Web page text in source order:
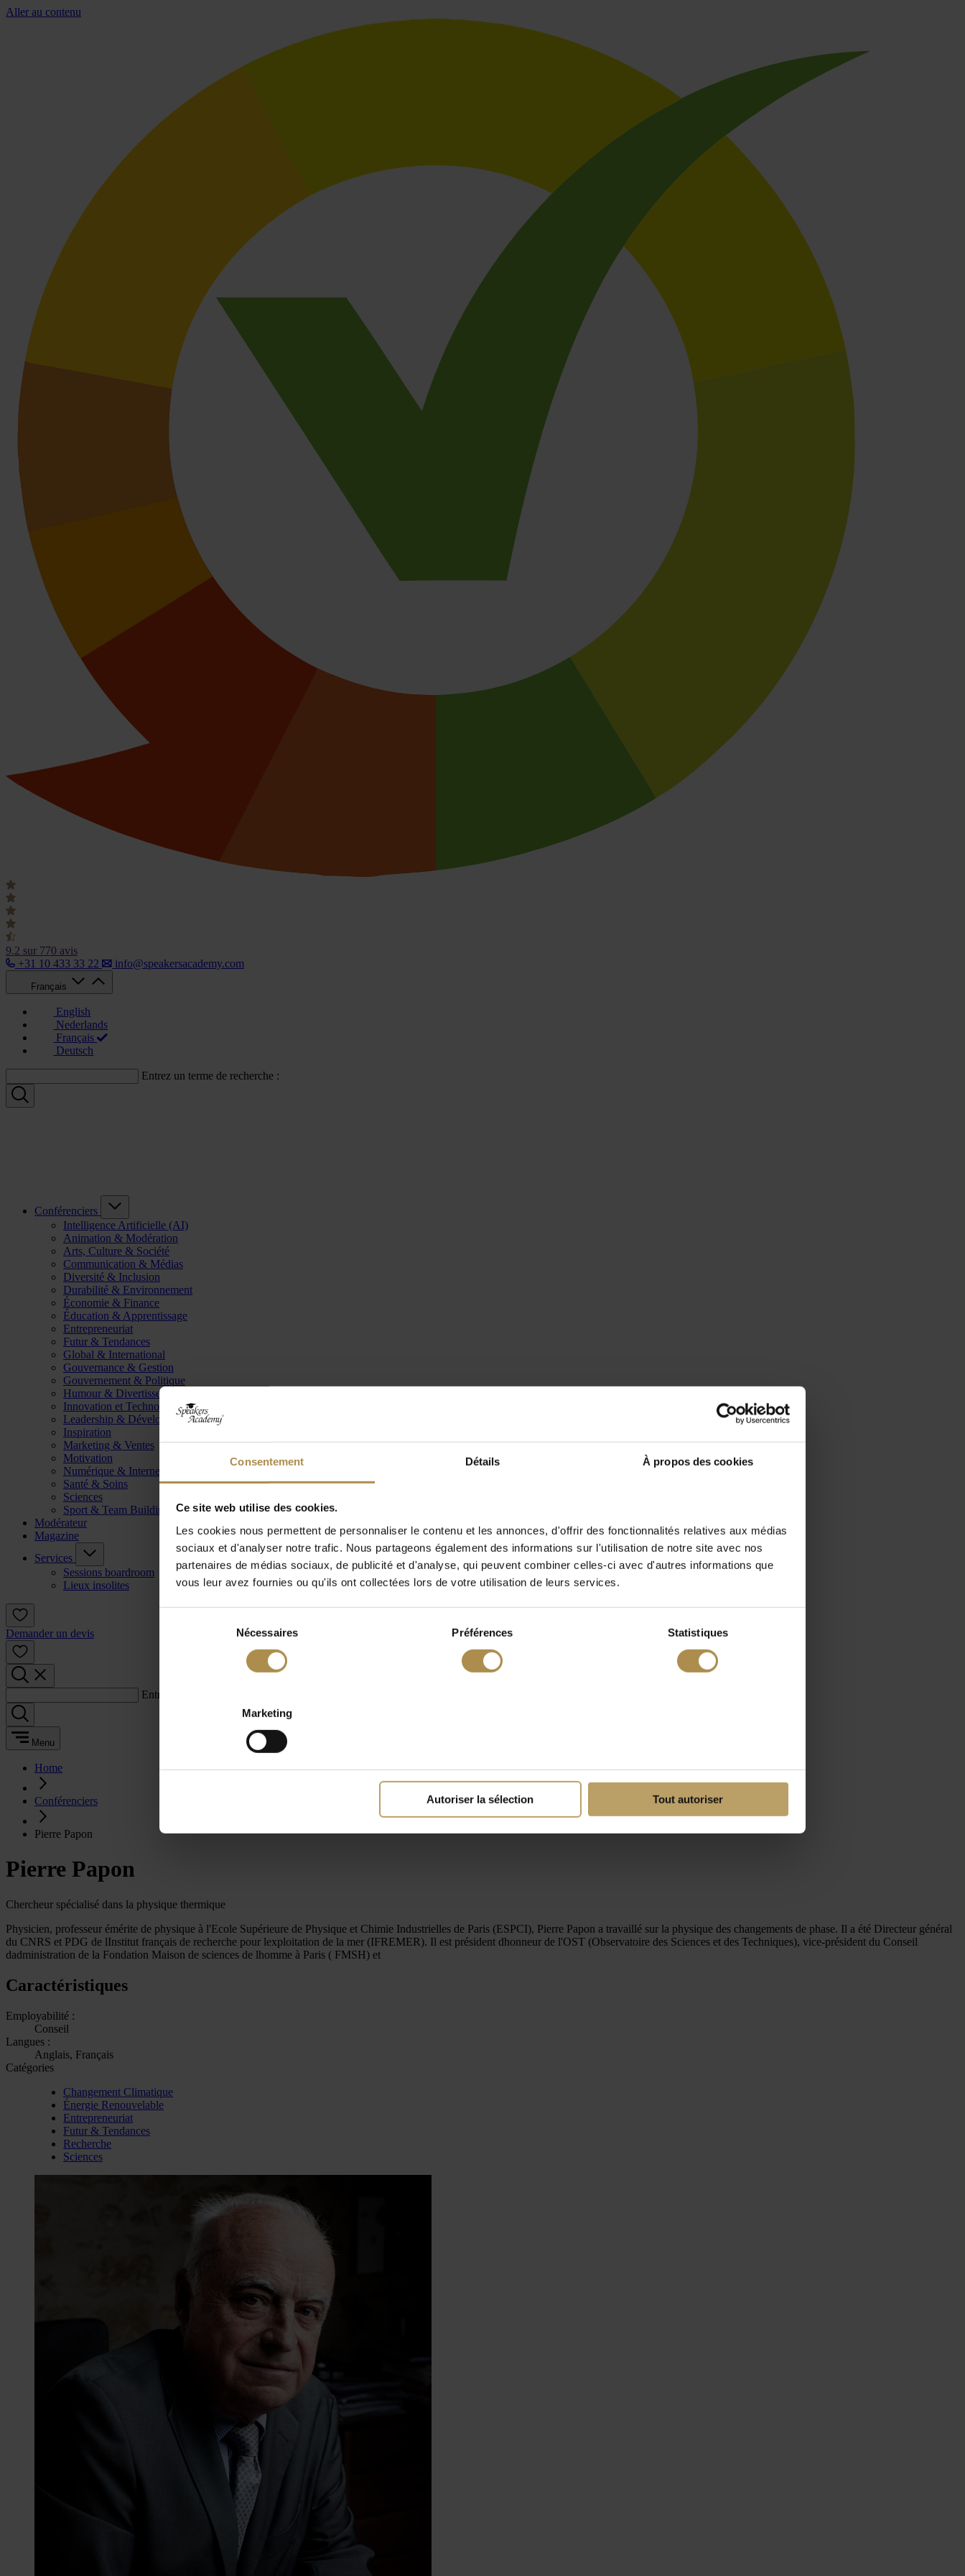
Consentement Détails À propos des cookies
Ce site web utilise des cookies.
Les cookies nous permettent de personnaliser le contenu et les annonces, d'offrir des fonctionnalités relatives aux médias
sociaux et d'analyser notre trafic. Nous partageons également des informations sur l'utilisation de notre site avec nos
partenaires de médias sociaux, de publicité et d'analyse, qui peuvent combiner celles-ci avec d'autres informations que
vous leur avez fournies ou qu'ils ont collectées lors de votre utilisation de leurs services.
Nécessaires Préférences Statistiques
Marketing
Autoriser la sélection Tout autoriser
Aller au contenu
9.2 sur 770 avis
+31 10 433 33 22
info@speakersacademy.com
Français
English
Nederlands
Français
Deutsch
Entrez un terme de recherche :
Conférenciers
Intelligence Artificielle (AI)
Animation & Modération
Arts, Culture & Société
Communication & Médias
Diversité & Inclusion
Durabilité & Environnement
Économie & Finance
Éducation & Apprentissage
Entrepreneuriat
Futur & Tendances
Global & International
Gouvernance & Gestion
Gouvernement & Politique
Humour & Divertissement
Innovation et Technologie
Leadership & Développement
Inspiration
Marketing & Ventes
Motivation
Numérique & Internet
Santé & Soins
Sciences
Sport & Team Building
Modérateur
Magazine
Services
Sessions boardroom
Lieux insolites
Demander un devis
Entrez un terme de recherche :
Menu
Home
Conférenciers
Pierre Papon
Pierre Papon
Chercheur spécialisé dans la physique thermique
Physicien, professeur émérite de physique à l'Ecole Supérieure de Physique et Chimie Industrielles de Paris (ESPCI), Pierre Papon a travaillé sur la physique des changements de phase. Il a été Directeur général
du CNRS et PDG de lInstitut français de recherche pour lexploitation de la mer (IFREMER). Il est président dhonneur de l'OST (Observatoire des Sciences et des Techniques), vice-président du Conseil
dadministration de la Fondation Maison de sciences de lhomme à Paris ( FMSH) et
Caractéristiques
Employabilité :
Conseil
Langues :
Anglais, Français
Catégories
Changement Climatique
Énergie Renouvelable
Entrepreneuriat
Futur & Tendances
Recherche
Sciences